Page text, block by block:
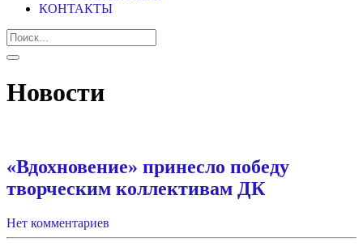
КОНТАКТЫ
Новости
«Вдохновение» принесло победу
творческим коллективам ДК
Нет комментариев